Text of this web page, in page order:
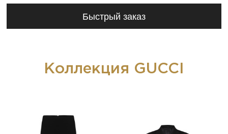
Быстрый заказ
Коллекция GUCCI